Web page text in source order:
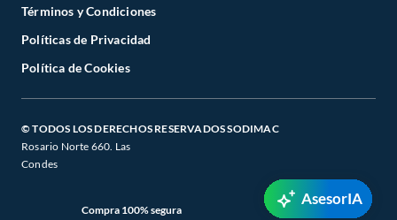
Términos y Condiciones
Políticas de Privacidad
Política de Cookies
© TODOS LOS DERECHOS RESERVADOS SODIMAC
Rosario Norte 660. Las
Condes
Compra 100% segura
AsesorIA